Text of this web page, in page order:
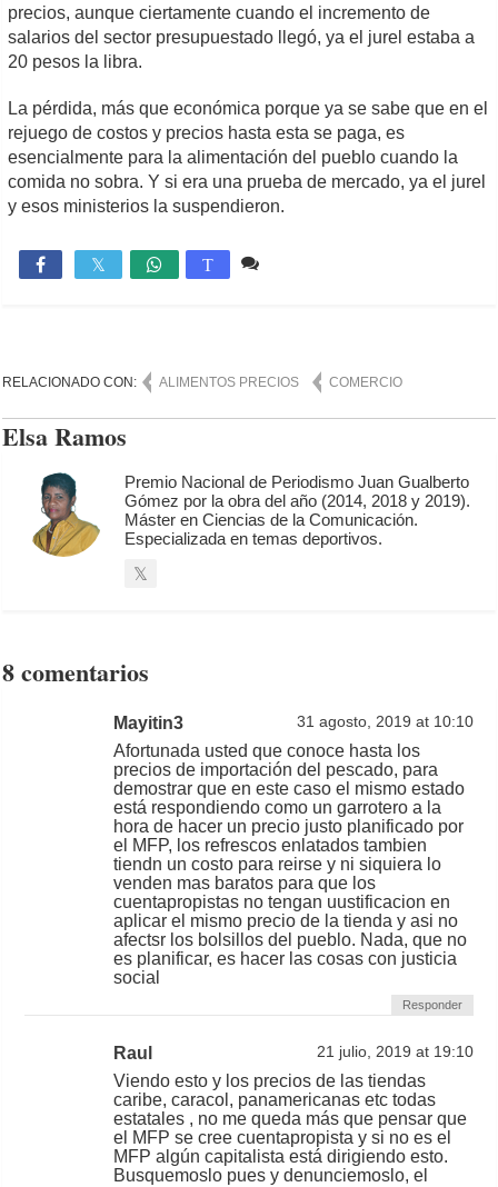
precios, aunque ciertamente cuando el incremento de
salarios del sector presupuestado llegó, ya el jurel estaba a
20 pesos la libra.
La pérdida, más que económica porque ya se sabe que en el
rejuego de costos y precios hasta esta se paga, es
esencialmente para la alimentación del pueblo cuando la
comida no sobra. Y si era una prueba de mercado, ya el jurel
y esos ministerios la suspendieron.
 T
RELACIONADO CON: ALIMENTOS PRECIOS COMERCIO
Elsa Ramos
Premio Nacional de Periodismo Juan Gualberto
Gómez por la obra del año (2014, 2018 y 2019).
Máster en Ciencias de la Comunicación.
Especializada en temas deportivos.
8 comentarios
Mayitin3 31 agosto, 2019 at 10:10
Afortunada usted que conoce hasta los
precios de importación del pescado, para
demostrar que en este caso el mismo estado
está respondiendo como un garrotero a la
hora de hacer un precio justo planificado por
el MFP, los refrescos enlatados tambien
tiendn un costo para reirse y ni siquiera lo
venden mas baratos para que los
cuentapropistas no tengan uustificacion en
aplicar el mismo precio de la tienda y asi no
afectsr los bolsillos del pueblo. Nada, que no
es planificar, es hacer las cosas con justicia
social
Responder
Raul 21 julio, 2019 at 19:10
Viendo esto y los precios de las tiendas
caribe, caracol, panamericanas etc todas
estatales , no me queda más que pensar que
el MFP se cree cuentapropista y si no es el
MFP algún capitalista está dirigiendo esto.
Busquemoslo pues y denunciemoslo, el